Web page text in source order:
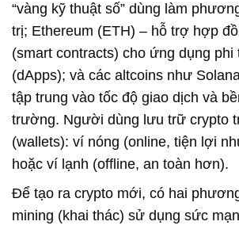
“vàng kỹ thuật số” dùng làm
trị; Ethereum (ETH) – hỗ trợ hợp
(smart contracts) cho ứng dụng phi
(dApps); và các altcoins như
tập trung vào tốc độ giao dịch và
trường. Người dùng lưu trữ crypto
(wallets): ví nóng (online, tiện lợi
hoặc ví lạnh (offline, an toàn hơn).
Để tạo ra crypto mới, có hai
mining (khai thác) sử dụng sức